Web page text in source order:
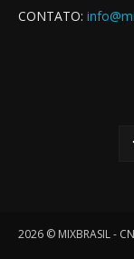
CONTATO:
2026 © MIXBRASIL -